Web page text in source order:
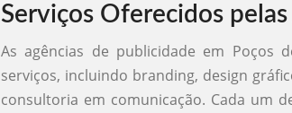
Serviços Oferecidos
As agências de publicidade em Poços
serviços, incluindo branding, design
consultoria em comunicação. Cada um